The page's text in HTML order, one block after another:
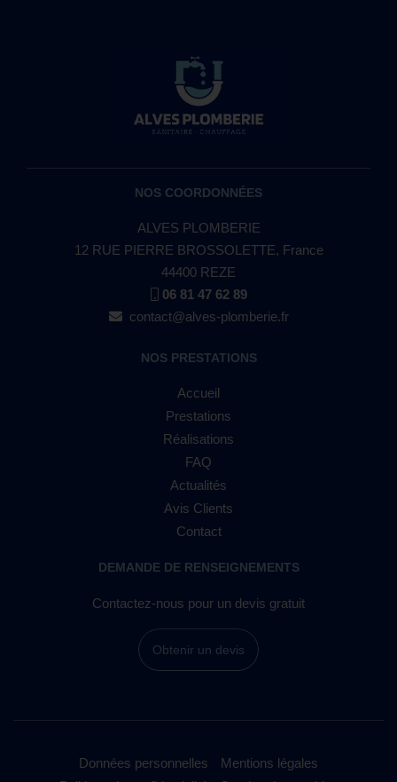
NOS COORDONNÉES
ALVES PLOMBERIE
12 RUE PIERRE BROSSOLETTE, France
44400 REZE
06 81 47 62 89
contact@alves-plomberie.fr
NOS PRESTATIONS
Accueil
Prestations
Réalisations
FAQ
Actualités
Avis Clients
Contact
DEMANDE DE RENSEIGNEMENTS
Contactez-nous pour un devis gratuit
Obtenir un devis
Données personnelles
Mentions légales